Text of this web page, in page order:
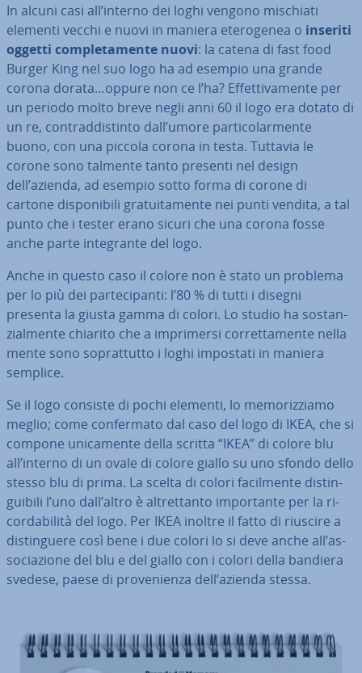
In alcuni casi all’interno dei loghi vengono mischiati
elementi vecchi e nuovi in maniera ete­ro­ge­nea o inseriti
oggetti com­ple­ta­men­te nuovi: la catena di fast food
Burger King nel suo logo ha ad esempio una grande
corona dorata…oppure non ce l’ha? Ef­fet­ti­va­men­te per
un periodo molto breve negli anni 60 il logo era dotato di
un re, con­trad­di­stin­to dall’umore par­ti­co­lar­men­te
buono, con una piccola corona in testa. Tuttavia le
corone sono talmente tanto presenti nel design
dell’azienda, ad esempio sotto forma di corone di
cartone di­spo­ni­bi­li gra­tui­ta­men­te nei punti vendita, a tal
punto che i tester erano sicuri che una corona fosse
anche parte in­te­gran­te del logo.
Anche in questo caso il colore non è stato un problema
per lo più dei par­te­ci­pan­ti: l’80 % di tutti i disegni
presenta la giusta gamma di colori. Lo studio ha so­stan­
zial­men­te chiarito che a im­pri­mer­si cor­ret­ta­men­te nella
mente sono so­prat­tut­to i loghi impostati in maniera
semplice.
Se il logo consiste di pochi elementi, lo me­mo­riz­zia­mo
meglio; come con­fer­ma­to dal caso del logo di IKEA, che si
compone uni­ca­men­te della scritta “IKEA” di colore blu
all’interno di un ovale di colore giallo su uno sfondo dello
stesso blu di prima. La scelta di colori fa­cil­men­te di­stin­
gui­bi­li l’uno dall’altro è al­tret­tan­to im­por­tan­te per la ri­
cor­da­bi­li­tà del logo. Per IKEA inoltre il fatto di riuscire a
di­stin­gue­re così bene i due colori lo si deve anche all’as­
so­cia­zio­ne del blu e del giallo con i colori della bandiera
svedese, paese di pro­ve­nien­za dell’azienda stessa.